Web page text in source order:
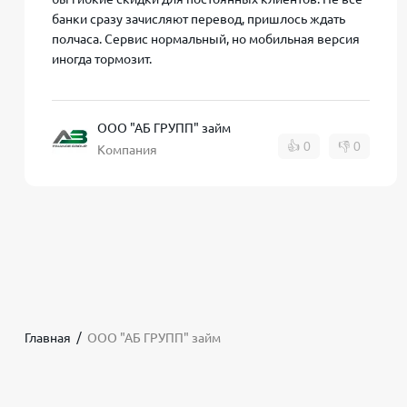
Для удобства клиентовAB Finance Group
регистрации и получения первого займа,
Подать заявку на повторный займ на льготных
банки сразу зачисляют перевод, пришлось ждать
полчаса. Сервис нормальный, но мобильная версия
иногда тормозит.
ООО "АБ ГРУПП" займ
Компания
👍 0 👎 0
Главная ООО "АБ ГРУПП" займ